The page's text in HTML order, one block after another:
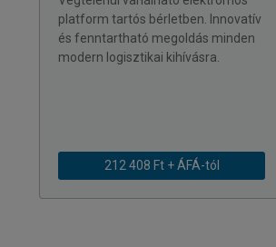
platform tartós bérletben. Innovatív
és fenntartható megoldás minden
modern logisztikai kihívásra.
212 408 Ft + ÁFÁ-tól